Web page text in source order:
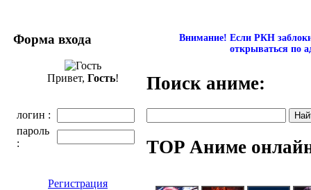
Форма входа
Привет, Гость!
логин :
пароль
:
Регистрация
Внимание! Если РКН
открываться по
Поиск аниме:
TOP Аниме